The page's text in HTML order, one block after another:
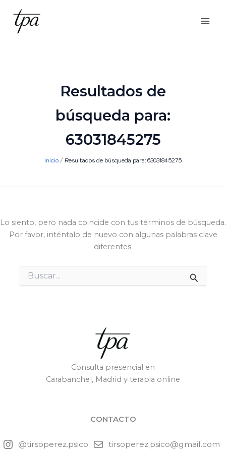
contenido
Resultados de
búsqueda para:
63031845275
Inicio Resultados de búsqueda para: 63031845275
Lo siento, pero nada coincide con tus términos de búsqueda.
Por favor, inténtalo de nuevo con algunas palabras clave
diferentes.
Buscar
por:
Consulta presencial en
Carabanchel, Madrid y terapia online
CONTACTO
@tirsoperez.psico tirsoperez.psico@gmail.com